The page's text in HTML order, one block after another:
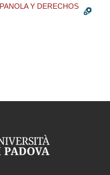
Y DERECHOS